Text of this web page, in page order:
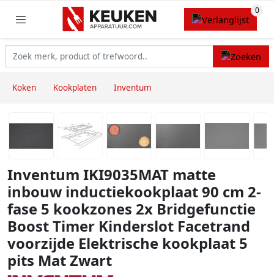
Koken Kookplaten Inventum
Inventum IKI9035MAT matte
inbouw inductiekookplaat 90 cm 2-
fase 5 kookzones 2x Bridgefunctie
Boost Timer Kinderslot Facetrand
voorzijde Elektrische kookplaat 5
pits Mat Zwart